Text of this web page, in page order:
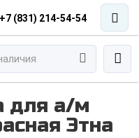
+7 (831) 214-54-54
для а/м
Этна